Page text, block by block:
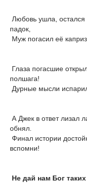
Любовь ушла, остался
падок,
Муж погасил её
Глаза погасшие
полшага!
Дурные мысли
А Джек в ответ лизал
обнял.
Финал истории
вспомни!
Не дай нам Бог